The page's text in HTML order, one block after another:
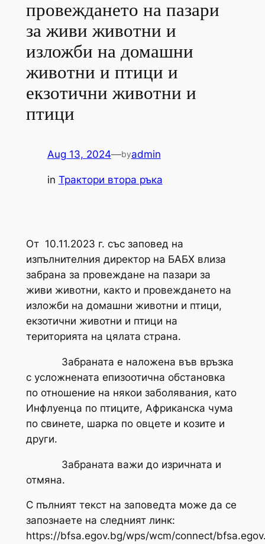
провеждането на пазари
за живи животни и
изложби на домашни
животни и птици и
екзотични животни и
птици
Aug 13, 2024—byadmin
in Трактори втора ръка
От 10.11.2023 г. със заповед на
изпълнителния директор на БАБХ влиза
забрана за провеждане на пазари за
живи животни, както и провеждането на
изложби на домашни животни и птици,
екзотични животни и птици на
територията на цялата страна.
Забраната е наложена във връзка
с усложнената епизоотична обстановка
по отношение на някои заболявания, като
Инфлуенца по птиците, Африканска чума
по свинете, шарка по овцете и козите и
други.
Забраната важи до изричната и
отмяна.
С пълният текст на заповедта може да се
запознаете на следният линк:
https://bfsa.egov.bg/wps/wcm/connect/